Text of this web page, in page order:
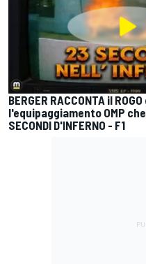
BERGER RACCONTA il
l'equipaggiamento OMP
SECONDI D'INFERNO - F1